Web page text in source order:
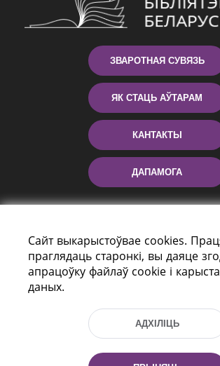
ЗВАРОТНАЯ СУВЯЗЬ
ЯК СТАЦЬ АЎТАРАМ
КАНТАКТЫ
ДАПАМОГА
праспект Незалежнасці 116
г. Мiнск, Рэспубліка Беларусь,
Тэл.: (+375 17) 368 37 37, Факс:
Сайт выкарыстоўвае cookies.
праглядаць старонкі, вы даяце
апрацоўку файлаў cookie і
даных.
АДХІЛІЦЬ